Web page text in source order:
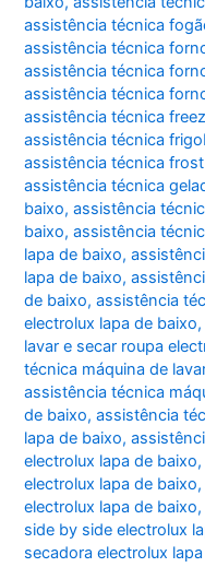
assistência técnica
assistência técnica
assistência técnica
assistência técnica
assistência técnica
assistência técnica
assistência técnica
assistência técnica
baixo,assistência
baixo,assistência
lapa de baixo,
lapa de baixo,
de baixo,assistência
electrolux lapa de baixo
lavar e secar roupa
técnica máquina de
assistência técnica
de baixo,assistência
lapa de baixo,
electrolux lapa de baixo
electrolux lapa de baixo
electrolux lapa de baixo
side by side electrolux
secadora electrolux